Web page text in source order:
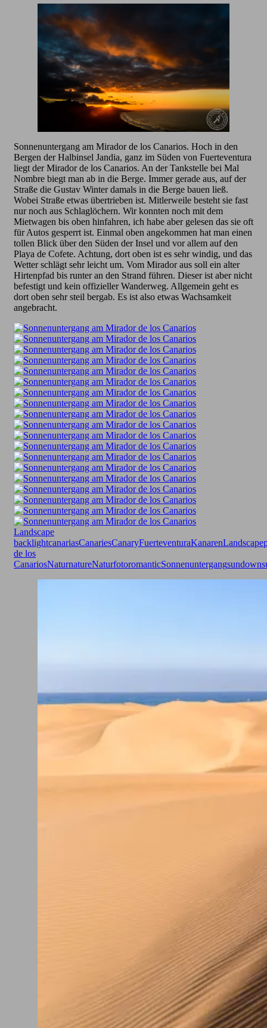
Sonnenuntergang am Mirador de los Canarios. Hoch in den
Bergen der Halbinsel Jandia, ganz im Süden von Fuerteventura
liegt der Mirador de los Canarios. An der Tankstelle bei Mal
Nombre biegt man ab in die Berge. Immer gerade aus, auf der
Straße die Gustav Winter damals in die Berge bauen ließ.
Wobei Straße etwas übertrieben ist. Mitlerweile besteht sie fast
nur noch aus Schlaglöchern. Wir konnten noch mit dem
Mietwagen bis oben hinfahren, ich habe aber gelesen das sie oft
für Autos gesperrt ist. Einmal oben angekommen hat man einen
tollen Blick über den Süden der Insel und vor allem auf den
Playa de Cofete. Achtung, dort oben ist es sehr windig, und das
Wetter schlägt sehr leicht um. Vom Mirador aus soll ein alter
Hirtenpfad bis runter an den Strand führen. Dieser ist aber nicht
befestigt und kein offizieller Wanderweg. Allgemein geht es
dort oben sehr steil bergab. Es ist also etwas Wachsamkeit
angebracht.
Landscape
backlightcanariasCanariesCanaryFuerteventuraKanaren
de los
CanariosNaturnatureNaturfotoromanticSonnenuntergangsundown